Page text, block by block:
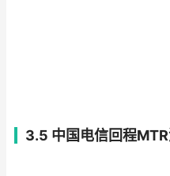
3.5 中国电信回程MTR